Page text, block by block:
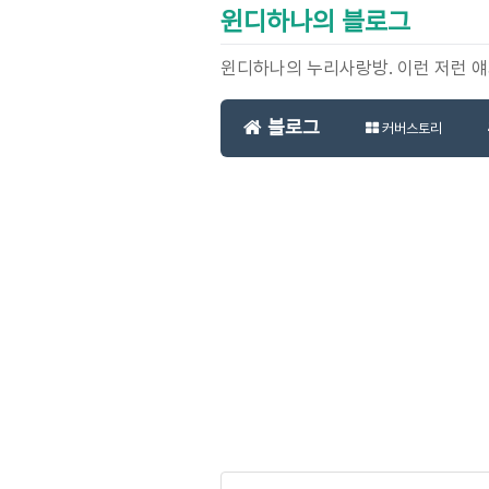
윈디하나의 블로그
윈디하나의 누리사랑방. 이런 저런 얘
블로그 커버스토리